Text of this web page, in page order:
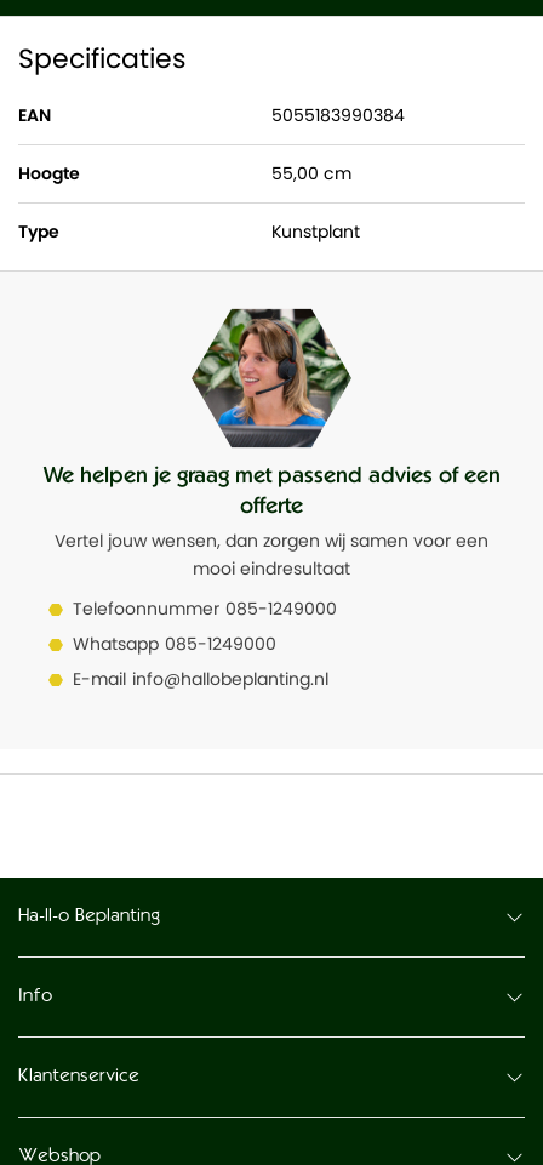
Specificaties
EAN 5055183990384
Hoogte 55,00 cm
Type Kunstplant
We helpen je graag met passend advies of een
offerte
Vertel jouw wensen, dan zorgen wij samen voor een
mooi eindresultaat
Telefoonnummer 085-1249000
Whatsapp 085-1249000
E-mail info@hallobeplanting.nl
Ha-ll-o Beplanting
Info
Klantenservice
Webshop